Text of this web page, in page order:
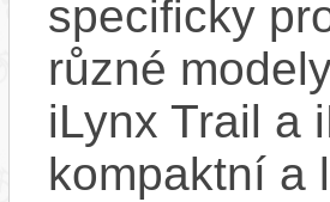
specificky
různé
iLynx Trail a
kompaktní a